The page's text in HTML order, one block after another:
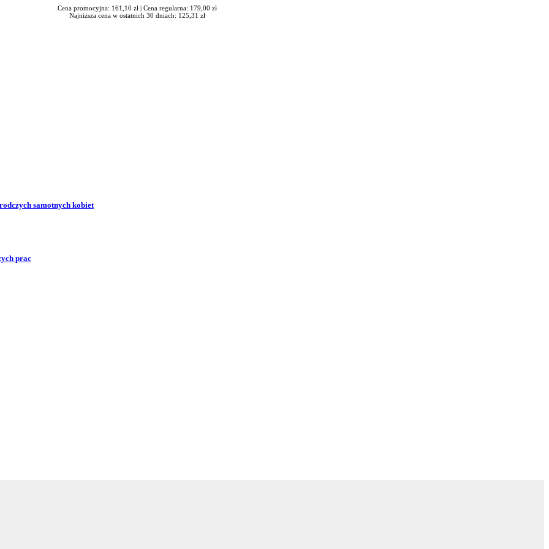
Cena promocyjna: 161,10 zł | Cena regularna: 179,00 zł
Najniższa cena w ostatnich 30 dniach: 125,31 zł
samotnych kobiet
prac